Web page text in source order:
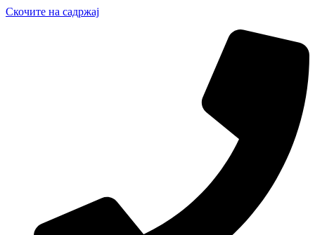
Скочите на садржај